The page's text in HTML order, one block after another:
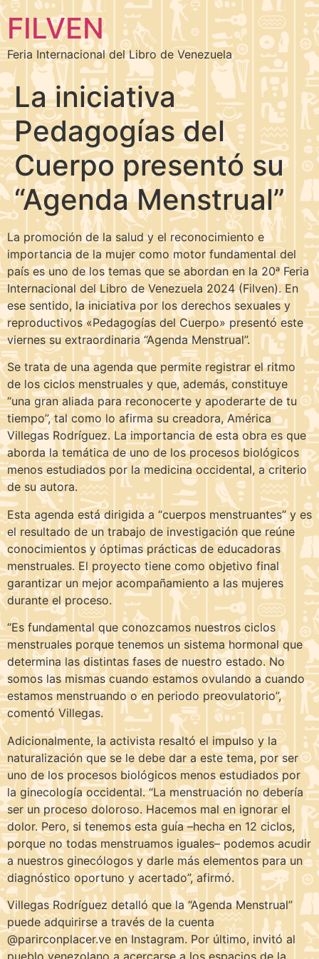
FILVEN
Feria Internacional del Libro de Venezuela
La iniciativa
Pedagogías del
Cuerpo presentó su
“Agenda Menstrual”
La promoción de la salud y el reconocimiento e
importancia de la mujer como motor fundamental del
país es uno de los temas que se abordan en la 20ᵃ Feria
Internacional del Libro de Venezuela 2024 (Filven). En
ese sentido, la iniciativa por los derechos sexuales y
reproductivos «Pedagogías del Cuerpo» presentó este
viernes su extraordinaria “Agenda Menstrual”.
Se trata de una agenda que permite registrar el ritmo
de los ciclos menstruales y que, además, constituye
“una gran aliada para reconocerte y apoderarte de tu
tiempo”, tal como lo afirma su creadora, América
Villegas Rodríguez. La importancia de esta obra es que
aborda la temática de uno de los procesos biológicos
menos estudiados por la medicina occidental, a criterio
de su autora.
Esta agenda está dirigida a “cuerpos menstruantes” y es
el resultado de un trabajo de investigación que reúne
conocimientos y óptimas prácticas de educadoras
menstruales. El proyecto tiene como objetivo final
garantizar un mejor acompañamiento a las mujeres
durante el proceso.
“Es fundamental que conozcamos nuestros ciclos
menstruales porque tenemos un sistema hormonal que
determina las distintas fases de nuestro estado. No
somos las mismas cuando estamos ovulando a cuando
estamos menstruando o en periodo preovulatorio”,
comentó Villegas.
Adicionalmente, la activista resaltó el impulso y la
naturalización que se le debe dar a este tema, por ser
uno de los procesos biológicos menos estudiados por
la ginecología occidental. “La menstruación no debería
ser un proceso doloroso. Hacemos mal en ignorar el
dolor. Pero, si tenemos esta guía –hecha en 12 ciclos,
porque no todas menstruamos iguales– podemos acudir
a nuestros ginecólogos y darle más elementos para un
diagnóstico oportuno y acertado”, afirmó.
Villegas Rodríguez detalló que la “Agenda Menstrual”
puede adquirirse a través de la cuenta
@parirconplacer.ve en Instagram. Por último, invitó al
pueblo venezolano a acercarse a los espacios de la